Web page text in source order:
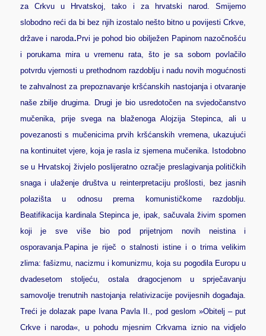
za Crkvu u Hrvatskoj, tako i za hrvatski narod. Smijemo
slobodno reći da bi bez njih izostalo nešto bitno u povijesti Crkve,
države i naroda. Prvi je pohod bio obilježen Papinom nazočnošću
i porukama mira u vremenu rata, što je sa sobom povlačilo
potvrdu vjernosti u prethodnom razdoblju i nadu novih mogućnosti
te zahvalnost za prepoznavanje kršćanskih nastojanja i otvaranje
naše zbilje drugima. Drugi je bio usredotočen na svjedočanstvo
mučenika, prije svega na blaženoga Alojzija Stepinca, ali u
povezanosti s mučenicima prvih kršćanskih vremena, ukazujući
na kontinuitet vjere, koja je rasla iz sjemena mučenika. Istodobno
se u Hrvatskoj živjelo poslijeratno ozračje preslagivanja političkih
snaga i ulaženje društva u reinterpretaciju prošlosti, bez jasnih
polazišta u odnosu prema komunističkome razdoblju.
Beatifikacija kardinala Stepinca je, ipak, sačuvala živim spomen
koji je sve više bio pod prijetnjom novih neistina i
osporavanja. Papina je riječ o stalnosti istine i o trima velikim
zlima: fašizmu, nacizmu i komunizmu, koja su pogodila Europu u
dvadesetom stoljeću, ostala dragocjenom u sprječavanju
samovolje trenutnih nastojanja relativizacije povijesnih događaja.
Treći je dolazak pape Ivana Pavla II., pod geslom »Obitelj – put
Crkve i naroda«, u pohodu mjesnim Crkvama iznio na vidjelo